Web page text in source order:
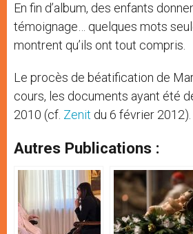
En fin d’album, des enfants
témoignage… quelques mots
montrent qu’ils ont tout compris.
Le procès de béatification de
cours, les documents ayant été
2010 (cf. Zenit du 6 février 2012).
Autres Publications :